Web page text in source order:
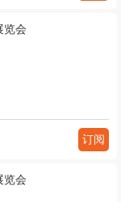
览会
订阅
览会